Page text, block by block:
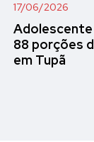
17/06/2026
88 porções
em Tupã